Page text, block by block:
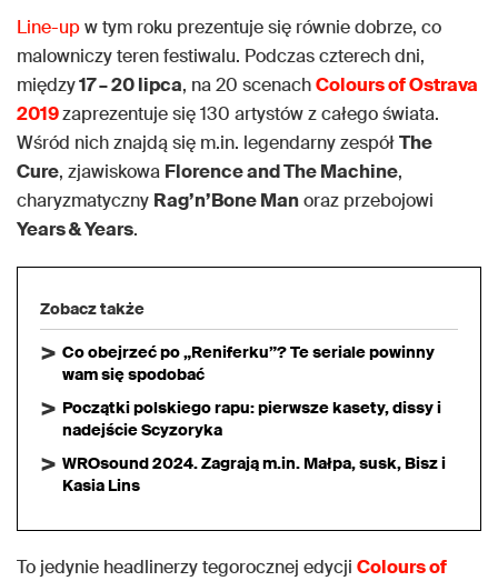
Line-upw tym roku prezentuje się równie dobrze, co
malowniczy teren festiwalu. Podczas czterech dni,
między17 – 20 lipca, na 20 scenachColours of Ostrava
2019zaprezentuje się 130 artystów z całego świata.
Wśród nich znajdą się m.in. legendarny zespółThe
Cure, zjawiskowa Florence and The Machine,
charyzmatyczny Rag’n’Bone Manoraz przebojowi
Years & Years.
Zobacz także
Co obejrzeć po „Reniferku”? Te seriale powinny
wam się spodobać
Początki polskiego rapu: pierwsze kasety, dissy i
nadejście Scyzoryka
WROsound 2024. Zagrają m.in. Małpa, susk, Bisz i
Kasia Lins
To jedynie headlinerzy tegorocznej edycji Colours of